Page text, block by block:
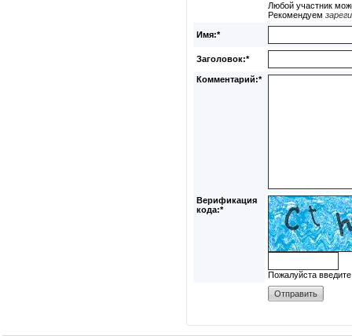
Любой участник
Рекомендуем
Имя:*
Заголовок:*
Комментарий:*
Верификация
кода:*
Пожалуйста